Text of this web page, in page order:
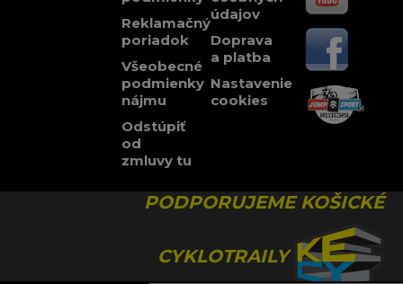
Reklamačný
poriadok
Všeobecné
podmienky
nájmu
Odstúpiť
od
zmluvy tu
údajov
Doprava
a platba
Nastavenie
cookies
PODPORUJEME KOŠICKÉ
CYKLOTRAILY